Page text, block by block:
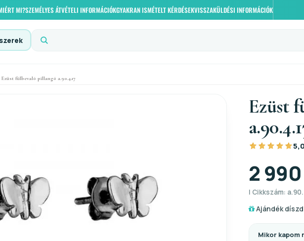
MI?SZEMÉLYES ÁTVÉTELI INFORMÁCIÓKGYAKRAN ISMÉTELT KÉRDÉSEKVISSZAKÜLDÉSI INFORMÁCIÓK
Ezüst fülbevaló pillangó a.90.4.17
Ezüst
2
| Cikkszám:
Ajándék
Mikor kapom